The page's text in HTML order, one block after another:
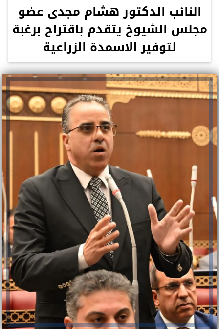
النائب الدكتور هشام مجدى عضو
مجلس الشيوخ يتقدم باقتراح برغبة
لتوفير الاسمدة الزراعية